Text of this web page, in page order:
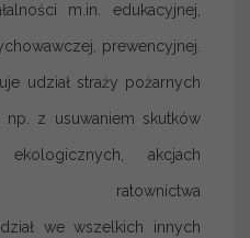
m.in. edukacyjnej,
prewencyjnej.
udział straży pożarnych
np. z usuwaniem skutków
akcjach
ratownictwa
we wszelkich innych